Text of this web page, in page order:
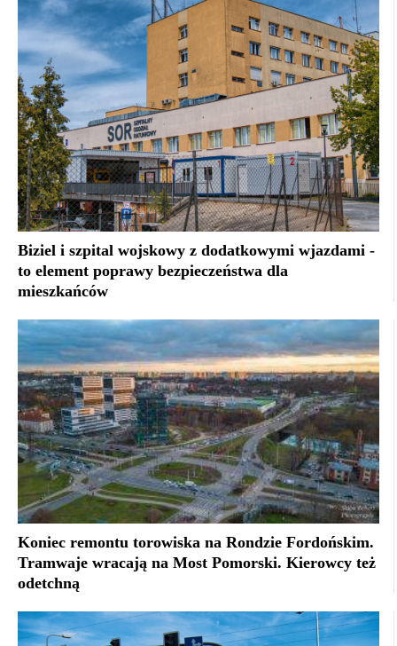
Biziel i szpital wojskowy z dodatkowymi wjazdami -
to element poprawy bezpieczeństwa dla
mieszkańców
Koniec remontu torowiska na Rondzie Fordońskim.
Tramwaje wracają na Most Pomorski. Kierowcy też
odetchną